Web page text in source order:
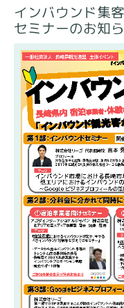
インバウンド集
セミナーのお知